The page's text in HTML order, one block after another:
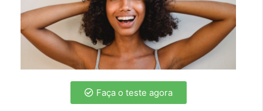
Faça o teste agora